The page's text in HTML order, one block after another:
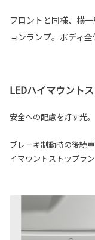
フロントと同様、横
ョンランプ。ボディ
LEDハイマウント
安全への配慮を灯す光。
ブレーキ制動時の後続
イマウントストップラン